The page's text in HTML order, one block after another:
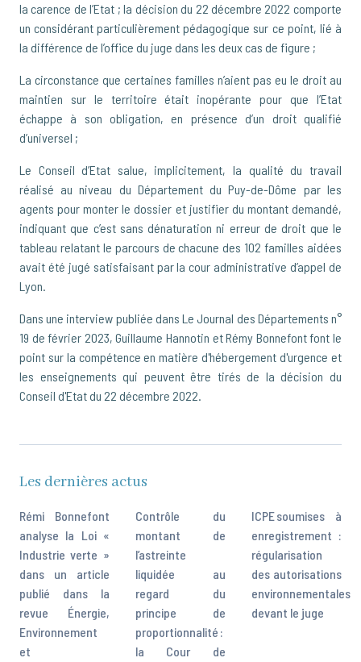
la carence de l’Etat ; la décision du 22 décembre 2022 comporte
un considérant particulièrement pédagogique sur ce point, lié à
la différence de l’office du juge dans les deux cas de figure ;
La circonstance que certaines familles n’aient pas eu le droit au
maintien sur le territoire était inopérante pour que l’Etat
échappe à son obligation, en présence d’un droit qualifié
d’universel ;
Le Conseil d’Etat salue, implicitement, la qualité du travail
réalisé au niveau du Département du Puy-de-Dôme par les
agents pour monter le dossier et justifier du montant demandé,
indiquant que c’est sans dénaturation ni erreur de droit que le
tableau relatant le parcours de chacune des 102 familles aidées
avait été jugé satisfaisant par la cour administrative d’appel de
Lyon.
Dans une interview publiée dans Le Journal des Départements n°
19 de février 2023, Guillaume Hannotin et Rémy Bonnefont font le
point sur la compétence en matière d'hébergement d'urgence et
les enseignements qui peuvent être tirés de la décision du
Conseil d'Etat du 22 décembre 2022.
Les dernières actus
Rémi Bonnefont
analyse la Loi «
Industrie verte »
dans un article
publié dans la
revue Énergie,
Environnement
et
Contrôle du
montant de
l’astreinte
liquidée au
regard du
principe de
proportionnalité :
la Cour de
ICPE soumises à
enregistrement :
régularisation
des autorisations
environnementales
devant le juge